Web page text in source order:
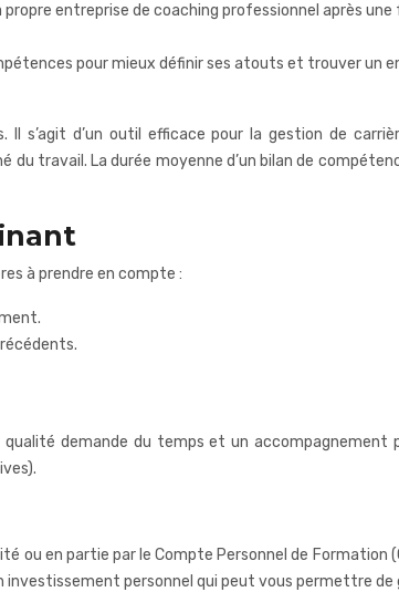
entreprise de coaching professionnel après
pour mieux définir ses atouts et trouver un
d’un outil efficace pour la gestion de
travail. La durée moyenne d’un bilan de
à prendre en compte :
demande du temps et un accompagnement
ou en partie par le Compte Personnel de Formation
personnel qui peut vous permettre de